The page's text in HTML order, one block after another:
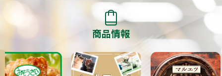
商品情報